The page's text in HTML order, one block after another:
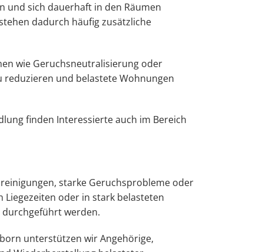
und sich dauerhaft in den Räumen
dadurch häufig zusätzliche
wie Geruchsneutralisierung oder
reduzieren und belastete Wohnungen
finden Interessierte auch im Bereich
starke Geruchsprobleme oder
Liegezeiten oder in stark belasteten
werden.
unterstützen wir Angehörige,